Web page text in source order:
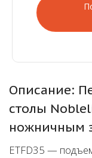
Описание:
столы
ножничным
ETFD35 —